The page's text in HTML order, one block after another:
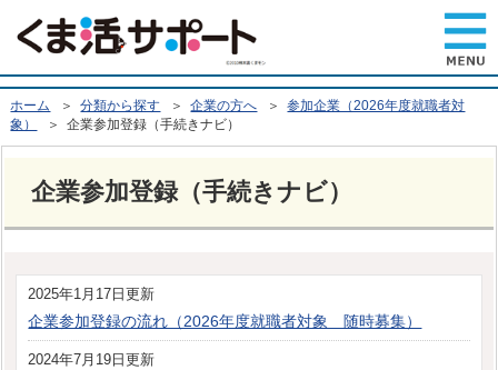
ホーム ＞分類から探す ＞企業の方へ ＞参加企業（2026年度就職者対
象）
＞ 企業参加登録（手続きナビ）
企業参加登録（手続きナビ）
2025年1月17日更新
企業参加登録の流れ（2026年度就職者対象 随時募集）
2024年7月19日更新